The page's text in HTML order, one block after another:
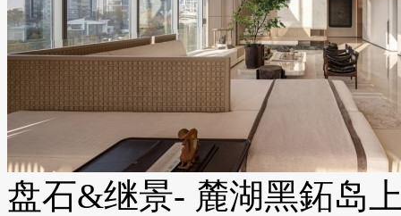
盘石&继景- 麓湖黑鉐岛